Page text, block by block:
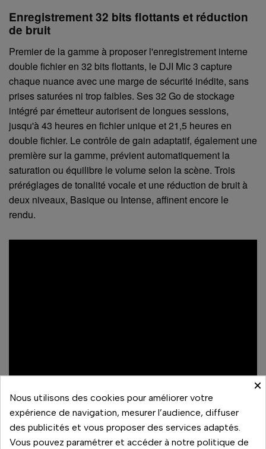
Enregistrement 32 bits flottants et réduction
de bruit
Premier de la gamme à proposer l'enregistrement interne
double fichier en 32 bits flottants, le DJI Mic 3 capture
chaque nuance avec une marge de sécurité inédite, sans
prises saturées ni trop faibles. Ses 32 Go de stockage
intégré par émetteur autorisent de longues sessions,
jusqu'à 43 heures en fichier unique et 21,5 heures en
double fichier. Le contrôle de gain adaptatif, également une
première sur la gamme, prévient automatiquement la
saturation ou équilibre le volume selon la scène. Trois
préréglages de tonalité vocale et une réduction de bruit à
deux niveaux, Basique ou Intense, affinent encore le
rendu.
×
Nous utilisons des cookies pour améliorer votre
expérience de navigation, mesurer l’audience, diffuser
des publicités et vous proposer des services adaptés.
Vous pouvez paramétrer et accéder à notre politique de